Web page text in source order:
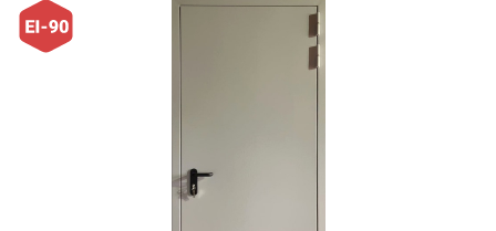
О компании
Москва